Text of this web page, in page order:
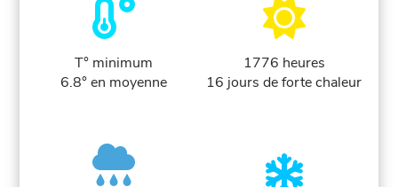
T° minimum
6.8° en moyenne
1776 heures
16 jours de forte chaleur